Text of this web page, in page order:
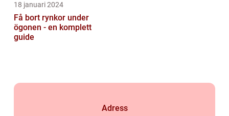
18 januari 2024
Få bort rynkor under
ögonen - en komplett
guide
Adress